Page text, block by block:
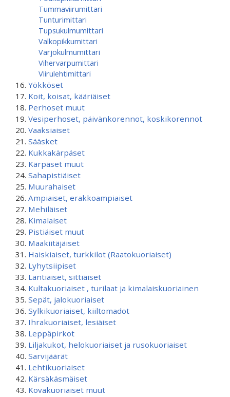
Tummaviirumittari
Tunturimittari
Tupsukulmumittari
Valkopikkumittari
Varjokulmumittari
Vihervarpumittari
Viirulehtimittari
Yökköset
Koit, koisat, kääriäiset
Perhoset muut
Vesiperhoset, päivänkorennot, koskikorennot
Vaaksiaiset
Sääsket
Kukkakärpäset
Kärpäset muut
Sahapistiäiset
Muurahaiset
Ampiaiset, erakkoampiaiset
Mehiläiset
Kimalaiset
Pistiäiset muut
Maakiitäjäiset
Haiskiaiset, turkkilot (Raatokuoriaiset)
Lyhytsiipiset
Lantiaiset, sittiäiset
Kultakuoriaiset , turilaat ja kimalaiskuoriainen
Sepät, jalokuoriaiset
Sylkikuoriaiset, kiiltomadot
Ihrakuoriaiset, lesiäiset
Leppäpirkot
Liljakukot, helokuoriaiset ja rusokuoriaiset
Sarvijäärät
Lehtikuoriaiset
Kärsäkäsmäiset
Kovakuoriaiset muut